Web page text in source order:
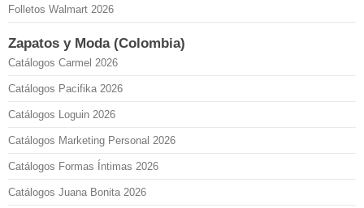
Folletos Walmart 2026
Zapatos y Moda (Colombia)
Catálogos Carmel 2026
Catálogos Pacifika 2026
Catálogos Loguin 2026
Catálogos Marketing Personal 2026
Catálogos Formas Íntimas 2026
Catálogos Juana Bonita 2026